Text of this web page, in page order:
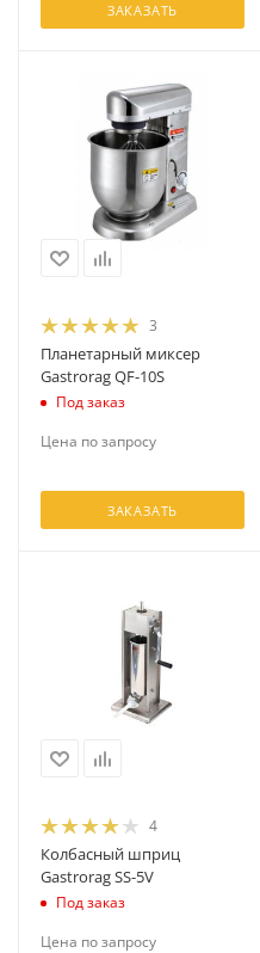
ЗАКАЗАТЬ
3
Планетарный миксер
Gastrorag QF-10S
Под заказ
Цена по запросу
ЗАКАЗАТЬ
4
Колбасный шприц
Gastrorag SS-5V
Под заказ
Цена по запросу